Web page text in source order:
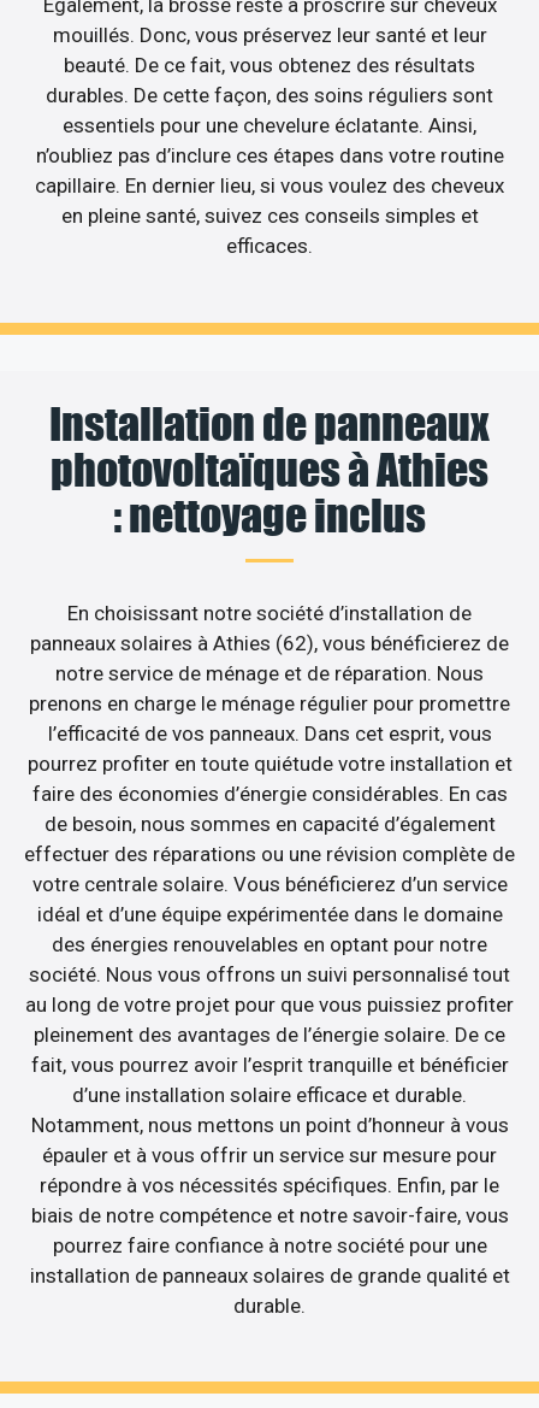
Egalement, la brosse reste à proscrire sur cheveux
mouillés. Donc, vous préservez leur santé et leur
beauté. De ce fait, vous obtenez des résultats
durables. De cette façon, des soins réguliers sont
essentiels pour une chevelure éclatante. Ainsi,
n’oubliez pas d’inclure ces étapes dans votre routine
capillaire. En dernier lieu, si vous voulez des cheveux
en pleine santé, suivez ces conseils simples et
efficaces.
Installation de panneaux
photovoltaïques à Athies
: nettoyage inclus
En choisissant notre société d’installation de
panneaux solaires à Athies (62), vous bénéficierez de
notre service de ménage et de réparation. Nous
prenons en charge le ménage régulier pour promettre
l’efficacité de vos panneaux. Dans cet esprit, vous
pourrez profiter en toute quiétude votre installation et
faire des économies d’énergie considérables. En cas
de besoin, nous sommes en capacité d’également
effectuer des réparations ou une révision complète de
votre centrale solaire. Vous bénéficierez d’un service
idéal et d’une équipe expérimentée dans le domaine
des énergies renouvelables en optant pour notre
société. Nous vous offrons un suivi personnalisé tout
au long de votre projet pour que vous puissiez profiter
pleinement des avantages de l’énergie solaire. De ce
fait, vous pourrez avoir l’esprit tranquille et bénéficier
d’une installation solaire efficace et durable.
Notamment, nous mettons un point d’honneur à vous
épauler et à vous offrir un service sur mesure pour
répondre à vos nécessités spécifiques. Enfin, par le
biais de notre compétence et notre savoir-faire, vous
pourrez faire confiance à notre société pour une
installation de panneaux solaires de grande qualité et
durable.